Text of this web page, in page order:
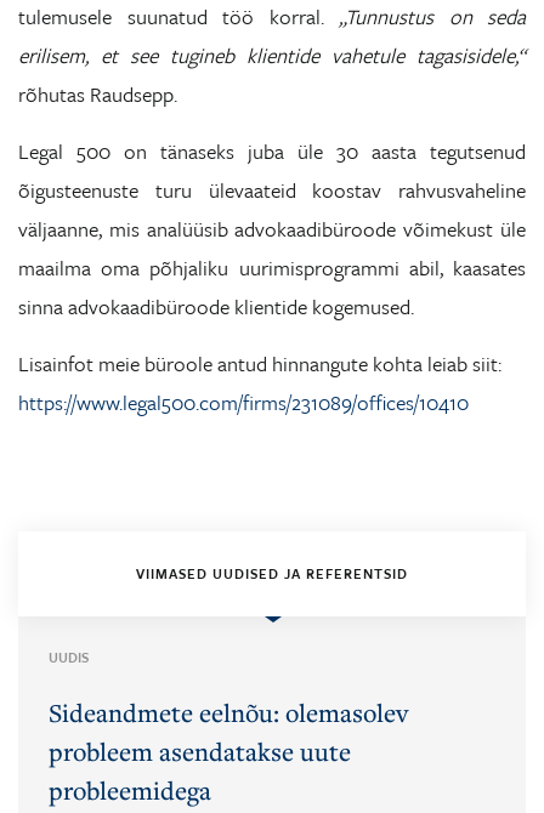
tulemusele suunatud töö korral. „Tunnustus on seda
erilisem, et see tugineb klientide vahetule tagasisidele,“
rõhutas Raudsepp.
Legal 500 on tänaseks juba üle 30 aasta tegutsenud
õigusteenuste turu ülevaateid koostav rahvusvaheline
väljaanne, mis analüüsib advokaadibüroode võimekust üle
maailma oma põhjaliku uurimisprogrammi abil, kaasates
sinna advokaadibüroode klientide kogemused.
Lisainfot meie büroole antud hinnangute kohta leiab siit:
https://www.legal500.com/firms/231089/offices/10410
VIIMASED UUDISED JA REFERENTSID
UUDIS
Sideandmete eelnõu: olemasolev
probleem asendatakse uute
probleemidega